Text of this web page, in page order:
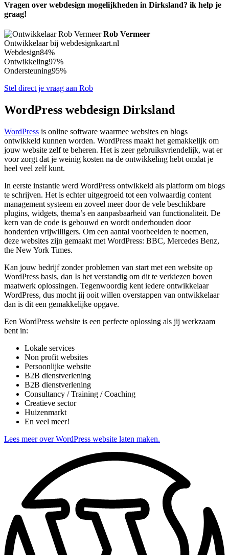
Vragen over webdesign mogelijkheden in Dirksland? ik help je
graag!
Rob Vermeer
Ontwikkelaar bij webdesignkaart.nl
Webdesign84%
Ontwikkeling97%
Ondersteuning95%
Stel direct je vraag aan Rob
WordPress webdesign Dirksland
WordPress is online software waarmee websites en blogs
ontwikkeld kunnen worden. WordPress maakt het gemakkelijk om
jouw website zelf te beheren. Het is zeer gebruiksvriendelijk, wat er
voor zorgt dat je weinig kosten na de ontwikkeling hebt omdat je
heel veel zelf kunt.
In eerste instantie werd WordPress ontwikkeld als platform om blogs
te schrijven. Het is echter uitgegroeid tot een volwaardig content
management systeem en zoveel meer door de vele beschikbare
plugins, widgets, thema’s en aanpasbaarheid van functionaliteit. De
kern van de code is gebouwd en wordt onderhouden door
honderden vrijwilligers. Om een aantal voorbeelden te noemen,
deze websites zijn gemaakt met WordPress: BBC, Mercedes Benz,
the New York Times.
Kan jouw bedrijf zonder problemen van start met een website op
WordPress basis, dan Is het verstandig om dit te verkiezen boven
maatwerk oplossingen. Tegenwoordig kent iedere ontwikkelaar
WordPress, dus mocht jij ooit willen overstappen van ontwikkelaar
dan is dit een gemakkelijke opgave.
Een WordPress website is een perfecte oplossing als jij werkzaam
bent in:
Lokale services
Non profit websites
Persoonlijke website
B2B dienstverlening
B2B dienstverlening
Consultancy / Training / Coaching
Creatieve sector
Huizenmarkt
En veel meer!
Lees meer over WordPress website laten maken.